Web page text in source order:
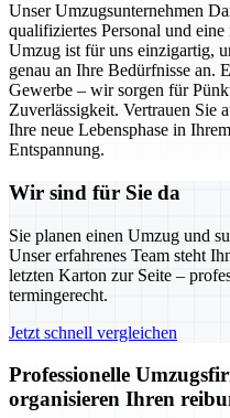
Unser Umzugsunternehmen
qualifiziertes Personal und
Umzug ist für uns einzigartig,
genau an Ihre Bedürfnisse an.
Gewerbe – wir sorgen für
Zuverlässigkeit. Vertrauen Sie
Ihre neue Lebensphase in
Entspannung.
Wir sind für Sie da
Sie planen einen Umzug und
Unser erfahrenes Team steht
letzten Karton zur Seite –
termingerecht.
Jetzt schnell vergleichen
Professionelle
organisieren Ihren